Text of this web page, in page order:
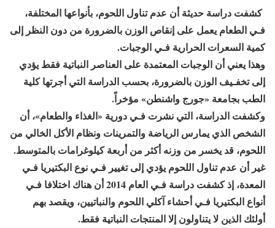
كشفت دراسة حديثة أن عدم تناول اللحوم، بأنواعها المختلفة،
فـي الطعام يعمل على إنقاص الوزن بالضرورة من دون النظر إلى
كمية السعرات الحرارية فـي الوجبات.
وهذا يعني أن الوجبات المعتمدة على العناصر النباتية فقط يؤدي
إلى تخفـيف الوزن بالضرورة، بحسب الدراسة التي أجرتها كلية
الطب بجامعة «جورج واشنطن» مؤخراً.
وكشفت الدراسة، التي نشرت فـي دورية «الغذاء والطعام»، أن
الشخص الذي يمارس الرياضة والتمرينات ونظام الأكل الخالي من
اللحوم، قد يخسر من وزنه أكثر من أربعة كيلوغرامات بالمتوسط.
غير أن عدم تناول اللحوم يؤدي إلى تغيير فـي نوع البكتيريا فـي
المعدة، إذ كشفت دراسة فـي العام 2014 أن هناك اختلافا فـي
أنواع البكتيريا فـي أحشاء آكلي اللحوم والنباتيين، ويقصد بهم
أولئك الذين لا يتناولون إلا المنتجات النباتية فقط.